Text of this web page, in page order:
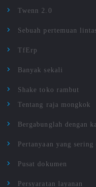
Twenn 2.0
Sebuah pertemuan
TfErp
Banyak sekali
Shake toko rambut
Tentang raja mongkok
Bergabunglah dengan
Pertanyaan yang sering
Pusat dokumen
Persyaratan layanan